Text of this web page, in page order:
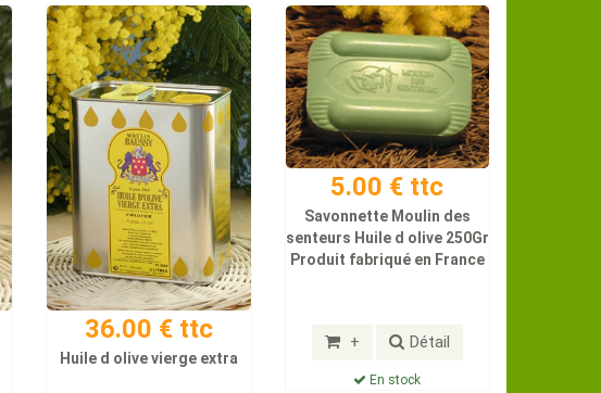
36.00 € ttc
Huile d olive vierge extra
5.00 € ttc
Savonnette Moulin des
senteurs Huile d olive 250Gr
Produit fabriqué en France
+ Détail
En stock